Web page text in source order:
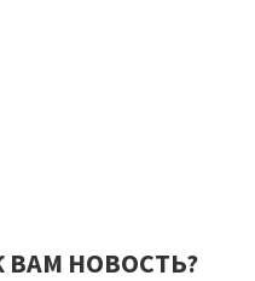
ВАМ НОВОСТЬ?